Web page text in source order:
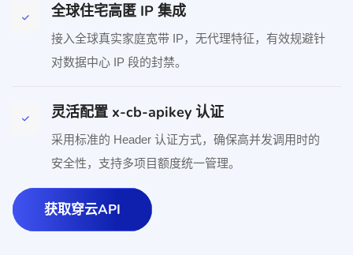
全球住宅高匿 IP 集成
接入全球真实家庭宽带 IP，无代理特征，有效规避针
对数据中心 IP 段的封禁。
灵活配置 x-cb-apikey 认证
采用标准的 Header 认证方式，确保高并发调用时的
安全性，支持多项目额度统一管理。
获取穿云API